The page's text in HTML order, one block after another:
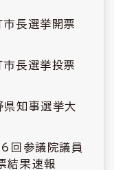
長選挙開票
長選挙投票
知事選挙大
回参議院議員
結果速報